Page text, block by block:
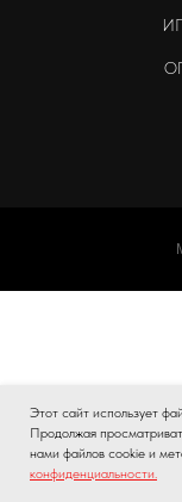
Этот сайт использует
Продолжая
нами файлов сооkie и
конфиденциальности.